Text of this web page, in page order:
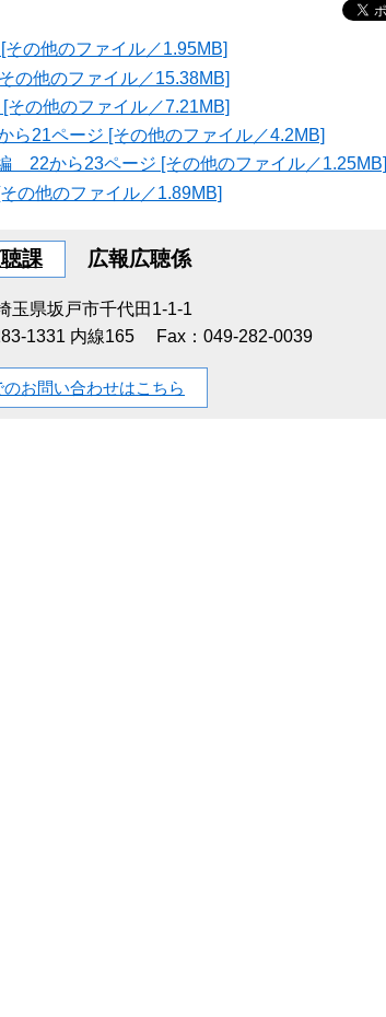
の他のファイル／1.95MB]
の他のファイル／15.38MB]
の他のファイル／7.21MB]
21ページ [その他のファイル／4.2MB]
22から23ページ [その他のファイル／1.25MB]
の他のファイル／1.89MB]
課 広報広聴係
玉県坂戸市千代田1-1-1
1331 内線165
Fax：049-282-0039
のお問い合わせはこちら